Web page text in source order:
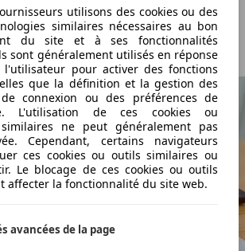
moyen de paiement valide (carte de
indispensable pour garantir la
utilisons des cookies ou des
similaires nécessaires au bon
du site et à ses fonctionnalités
sont généralement utilisés en réponse
pour activer des fonctions
que la définition et la gestion des
connexion ou des préférences de
L'utilisation de ces cookies ou
ne peut généralement pas
Cependant, certains navigateurs
ces cookies ou outils similaires ou
Le blocage de ces cookies ou outils
affecter la fonctionnalité du site web.
avancées de la page